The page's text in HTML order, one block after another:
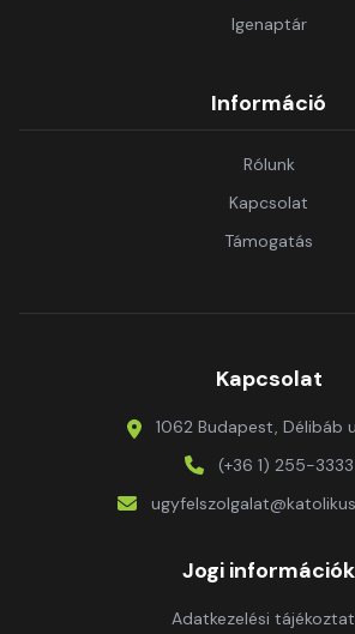
Igenaptár
Információ
Rólunk
Kapcsolat
Támogatás
Kapcsolat
1062 Budapest, Délibáb
(+36 1) 255-3333
Jogi információk
Adatkezelési